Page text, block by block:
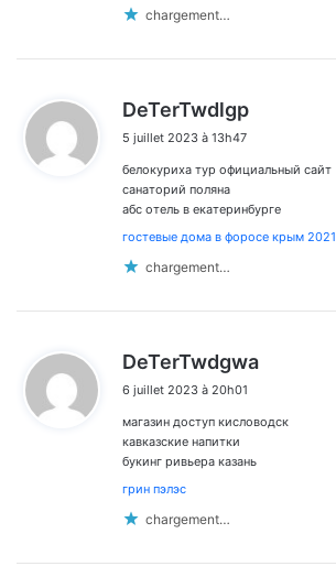
chargement…
DeTerTwdlgp
5 juillet 2023 à 13h47
белокуриха тур официальный сайт
санаторий поляна
абс отель в екатеринбурге
гостевые дома в форосе крым 2021
chargement…
DeTerTwdgwa
6 juillet 2023 à 20h01
магазин доступ кисловодск
кавказские напитки
букинг ривьера казань
грин пэлэс
chargement…